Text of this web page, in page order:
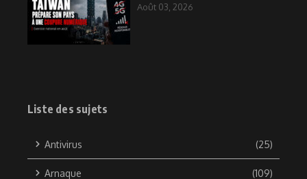
Août 03, 2026
Liste des sujets
Antivirus (25)
Arnaque (109)